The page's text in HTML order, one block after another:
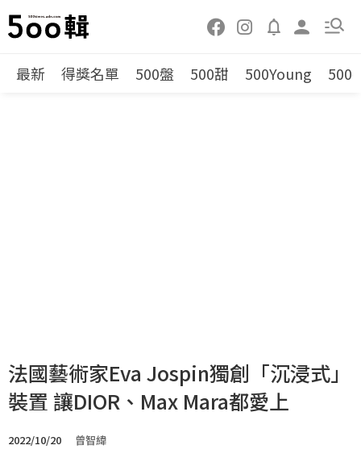
最新 得獎名單 500盤 500甜 500Young 500
法國藝術家Eva Jospin獨創「沉浸式」
裝置 讓DIOR、Max Mara都愛上
2022/10/20 曾智緯